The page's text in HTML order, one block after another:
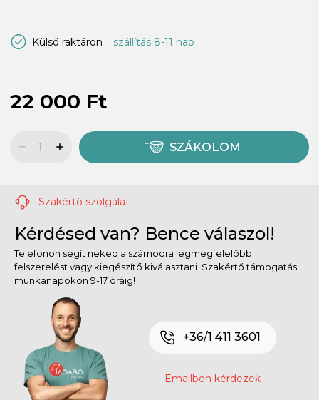
Külső raktáron szállítás 8-11 nap
22 000 Ft
SZÁKOLOM
Szakértő szolgálat
Kérdésed van? Bence válaszol!
Telefonon segít neked a számodra legmegfelelőbb
felszerelést vagy kiegészítő kiválasztani. Szakértő támogatás
munkanapokon 9-17 óráig!
+36/1 411 3601
Emailben kérdezek